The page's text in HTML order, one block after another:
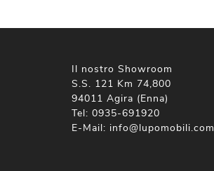
Il nostro Showroom
S.S. 121 Km 74,800
94011 Agira (Enna)
Tel: 0935-691920
E-Mail: info@lupomobili.com